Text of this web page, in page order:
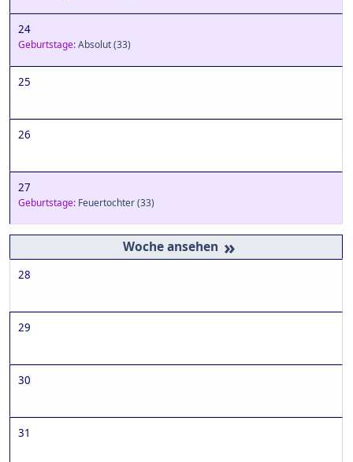
24
Geburtstage:Absolut(33)
25
26
27
Geburtstage: Feuertochter(33)
»
28
29
30
31